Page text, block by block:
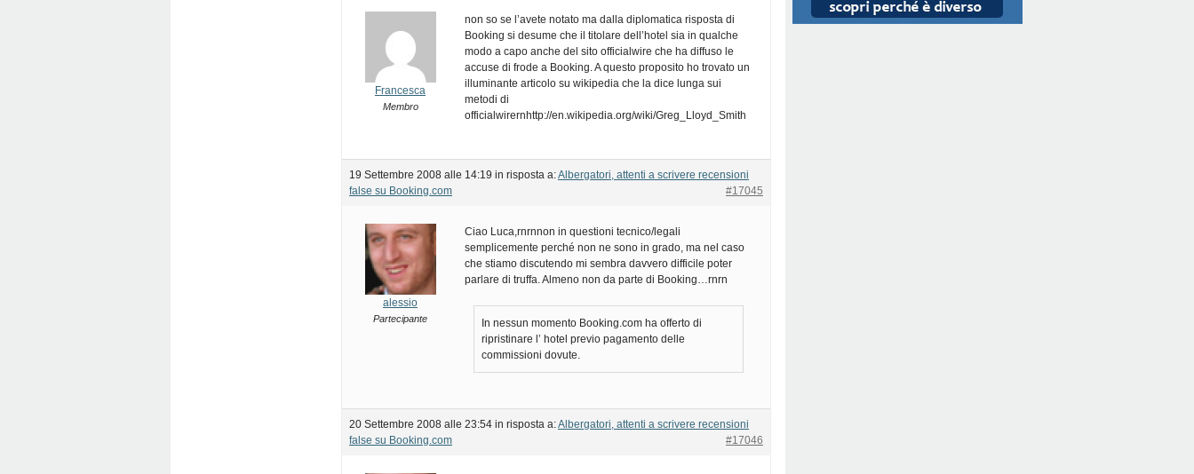
Francesca
Membro
non so se l’avete notato ma dalla diplomatica risposta di
Booking si desume che il titolare dell’hotel sia in qualche
modo a capo anche del sito officialwire che ha diffuso le
accuse di frode a Booking. A questo proposito ho trovato un
illuminante articolo su wikipedia che la dice lunga sui
metodi di
officialwirernhttp://en.wikipedia.org/wiki/Greg_Lloyd_Smith
19 Settembre 2008 alle 14:19 in risposta a:Albergatori, attenti a scrivere recensioni
false su Booking.com
#17045
alessio
Partecipante
Ciao Luca,rnrnnon in questioni tecnico/legali
semplicemente perché non ne sono in grado, ma nel caso
che stiamo discutendo mi sembra davvero difficile poter
parlare di truffa. Almeno non da parte di Booking…rnrn
In nessun momento Booking.com ha offerto di
ripristinare l’ hotel previo pagamento delle
commissioni dovute.
20 Settembre 2008 alle 23:54 in risposta a:Albergatori, attenti a scrivere recensioni
false su Booking.com
#17046